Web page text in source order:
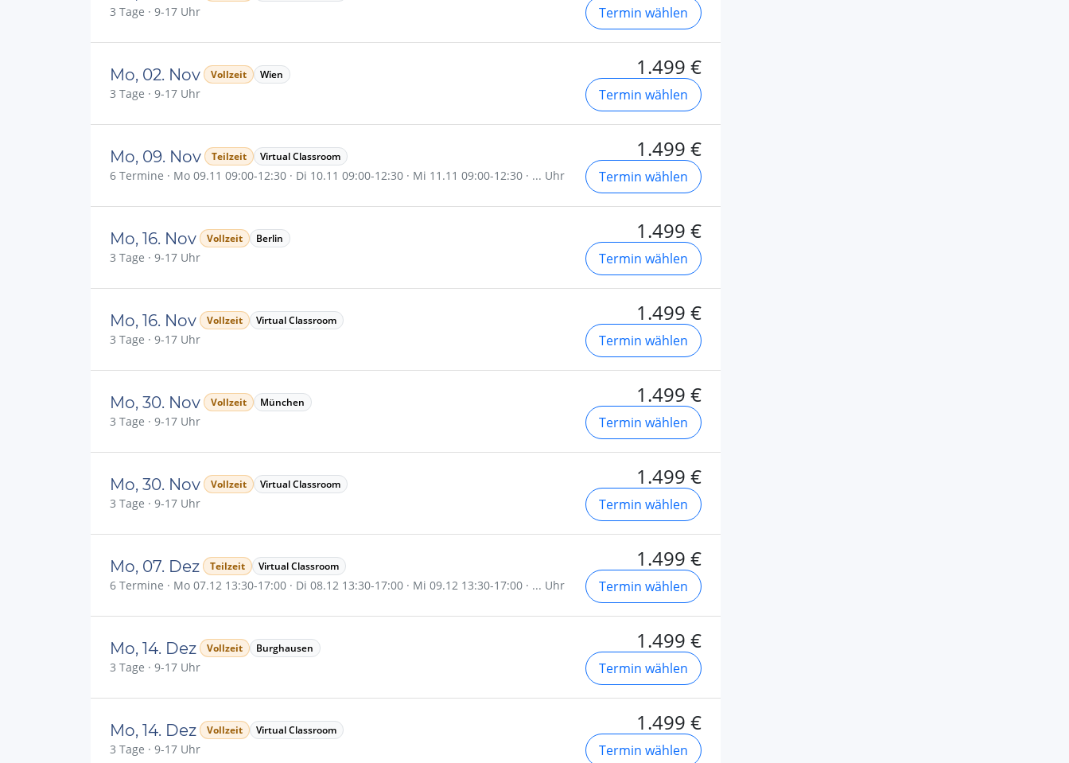
3 Tage · 9-17 Uhr Termin wählen
Mo, 02. Nov Vollzeit Wien
3 Tage · 9-17 Uhr
1.499 €
Termin wählen
Mo, 09. Nov Teilzeit Virtual Classroom
6 Termine · Mo 09.11 09:00-12:30 · Di 10.11 09:00-12:30 · Mi 11.11 09:00-12:30 · ... Uhr
1.499 €
Termin wählen
Mo, 16. Nov Vollzeit Berlin
3 Tage · 9-17 Uhr
1.499 €
Termin wählen
Mo, 16. Nov Vollzeit Virtual Classroom
3 Tage · 9-17 Uhr
1.499 €
Termin wählen
Mo, 30. Nov Vollzeit München
3 Tage · 9-17 Uhr
1.499 €
Termin wählen
Mo, 30. Nov Vollzeit Virtual Classroom
3 Tage · 9-17 Uhr
1.499 €
Termin wählen
Mo, 07. Dez Teilzeit Virtual Classroom
6 Termine · Mo 07.12 13:30-17:00 · Di 08.12 13:30-17:00 · Mi 09.12 13:30-17:00 · ... Uhr
1.499 €
Termin wählen
Mo, 14. Dez Vollzeit Burghausen
3 Tage · 9-17 Uhr
1.499 €
Termin wählen
Mo, 14. Dez Vollzeit Virtual Classroom
3 Tage · 9-17 Uhr
1.499 €
Termin wählen